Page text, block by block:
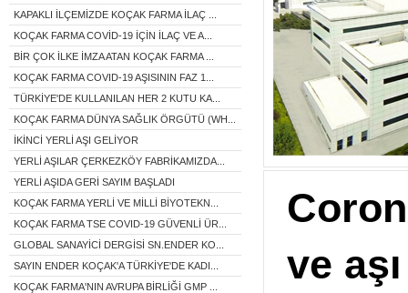
KAPAKLI İLÇEMİZDE KOÇAK FARMA İLAÇ ...
KOÇAK FARMA COVİD-19 İÇİN İLAÇ VE A...
BİR ÇOK İLKE İMZA ATAN KOÇAK FARMA ...
KOÇAK FARMA COVID-19 AŞISININ FAZ 1...
TÜRKİYE'DE KULLANILAN HER 2 KUTU KA...
KOÇAK FARMA DÜNYA SAĞLIK ÖRGÜTÜ (WH...
İKİNCİ YERLİ AŞI GELİYOR
YERLİ AŞILAR ÇERKEZKÖY FABRİKAMIZDA...
YERLİ AŞIDA GERİ SAYIM BAŞLADI
KOÇAK FARMA YERLİ VE MİLLİ BİYOTEKN...
KOÇAK FARMA TSE COVID-19 GÜVENLİ ÜR...
GLOBAL SANAYİCİ DERGİSİ SN.ENDER KO...
SAYIN ENDER KOÇAK'A TÜRKİYE'DE KADI...
KOÇAK FARMA'NIN AVRUPA BİRLİĞİ GMP ...
ve